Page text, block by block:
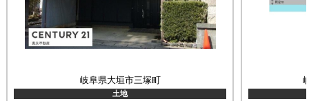
岐阜県大垣市三塚町
土地